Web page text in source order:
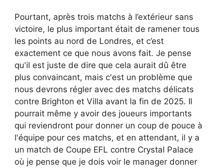
Pourtant, après trois matchs à l’extérieur sans
victoire, le plus important était de ramener tous
les points au nord de Londres, et c’est
exactement ce que nous avons fait. Je pense
qu'il est juste de dire que cela aurait dû être
plus convaincant, mais c'est un problème que
nous devrons régler avec des matchs délicats
contre Brighton et Villa avant la fin de 2025. Il
pourrait même y avoir des joueurs importants
qui reviendront pour donner un coup de pouce à
l'équipe pour ces matchs, et en attendant, il y a
un match de Coupe EFL contre Crystal Palace
où je pense que je dois voir le manager donner